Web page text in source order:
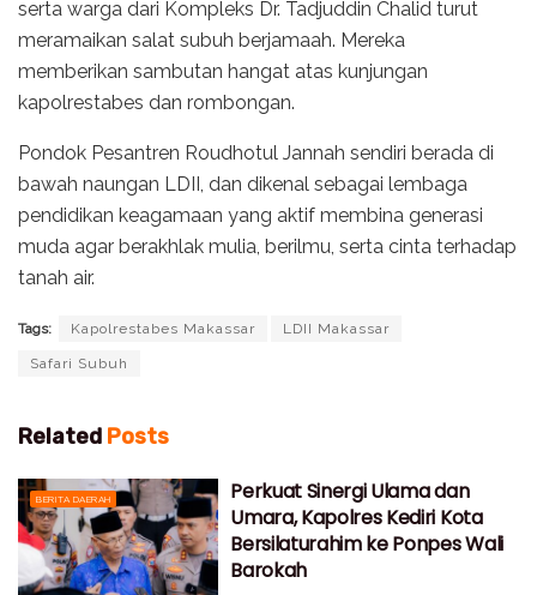
serta warga dari Kompleks Dr. Tadjuddin Chalid turut
meramaikan salat subuh berjamaah. Mereka
memberikan sambutan hangat atas kunjungan
kapolrestabes dan rombongan.
Pondok Pesantren Roudhotul Jannah sendiri berada di
bawah naungan LDII, dan dikenal sebagai lembaga
pendidikan keagamaan yang aktif membina generasi
muda agar berakhlak mulia, berilmu, serta cinta terhadap
tanah air.
Tags: Kapolrestabes Makassar LDII Makassar
Safari Subuh
Related Posts
BERITA DAERAH
Perkuat Sinergi Ulama dan
Umara, Kapolres Kediri Kota
Bersilaturahim ke Ponpes Wali
Barokah